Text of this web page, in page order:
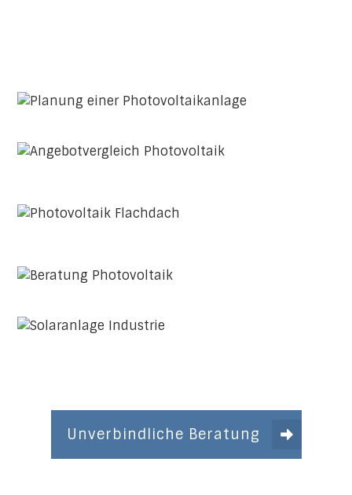
Unverbindliche Beratung